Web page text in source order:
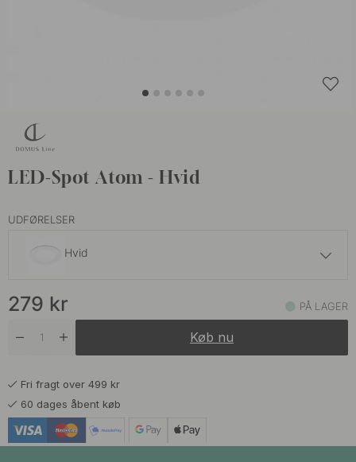
LED-Spot Atom - Hvid
UDFØRELSER
Hvid
Rustfrit Stål Finish På lager
Sort På lager
279 kr PÅ LAGER
Køb nu
Fri fragt over 499 kr
60 dages åbent køb